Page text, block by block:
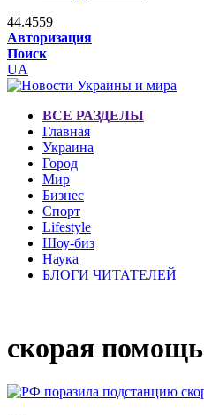
44.4559
Авторизация
Поиск
UA
ВСЕ РАЗДЕЛЫ
Главная
Украина
Город
Мир
Бизнес
Спорт
Lifestyle
Шоу-биз
Наука
БЛОГИ ЧИТАТЕЛЕЙ
скорая помощь